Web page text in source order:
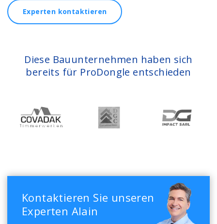
Experten kontaktieren
Diese Bauunternehmen haben sich
bereits für ProDongle entschieden
Kontaktieren Sie unseren
Experten Alain